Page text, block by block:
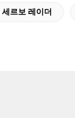
세르보 레이더